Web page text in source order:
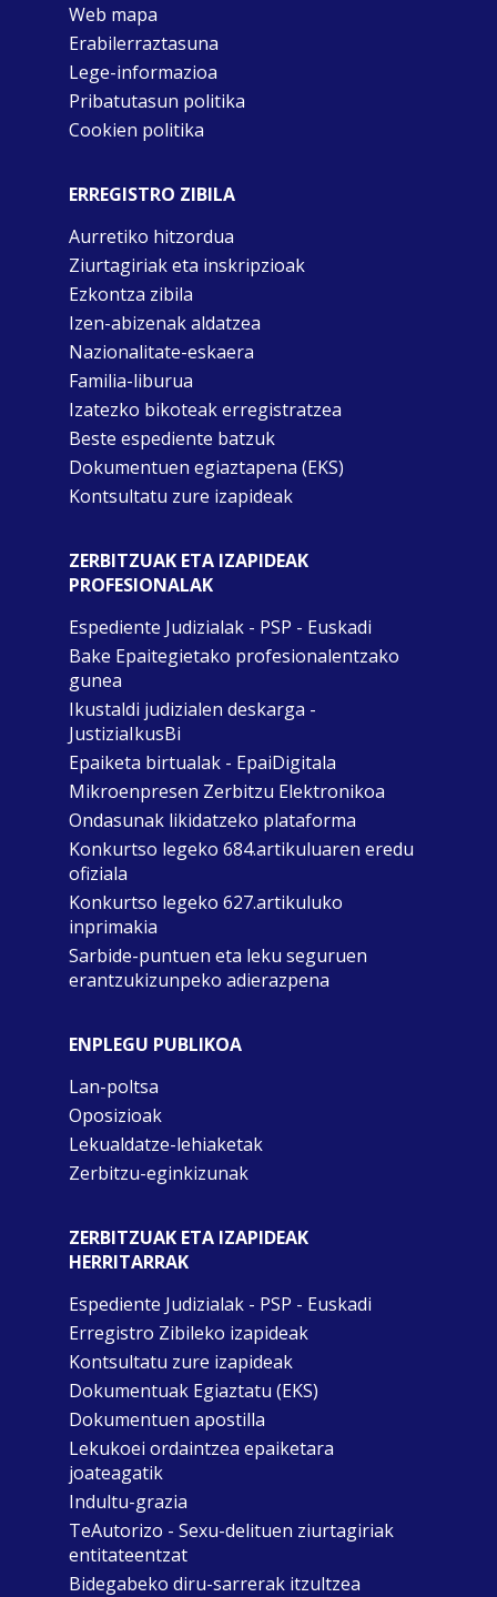
Web mapa
Erabilerraztasuna
Lege-informazioa
Pribatutasun politika
Cookien politika
ERREGISTRO ZIBILA
Aurretiko hitzordua
Ziurtagiriak eta inskripzioak
Ezkontza zibila
Izen-abizenak aldatzea
Nazionalitate-eskaera
Familia-liburua
Izatezko bikoteak erregistratzea
Beste espediente batzuk
Dokumentuen egiaztapena (EKS)
Kontsultatu zure izapideak
ZERBITZUAK ETA IZAPIDEAK
PROFESIONALAK
Espediente Judizialak - PSP - Euskadi
Bake Epaitegietako profesionalentzako
gunea
Ikustaldi judizialen deskarga -
JustiziaIkusBi
Epaiketa birtualak - EpaiDigitala
Mikroenpresen Zerbitzu Elektronikoa
Ondasunak likidatzeko plataforma
Konkurtso legeko 684.artikuluaren eredu
ofiziala
Konkurtso legeko 627.artikuluko
inprimakia
Sarbide-puntuen eta leku seguruen
erantzukizunpeko adierazpena
ENPLEGU PUBLIKOA
Lan-poltsa
Oposizioak
Lekualdatze-lehiaketak
Zerbitzu-eginkizunak
ZERBITZUAK ETA IZAPIDEAK
HERRITARRAK
Espediente Judizialak - PSP - Euskadi
Erregistro Zibileko izapideak
Kontsultatu zure izapideak
Dokumentuak Egiaztatu (EKS)
Dokumentuen apostilla
Lekukoei ordaintzea epaiketara
joateagatik
Indultu-grazia
TeAutorizo - Sexu-delituen ziurtagiriak
entitateentzat
Bidegabeko diru-sarrerak itzultzea